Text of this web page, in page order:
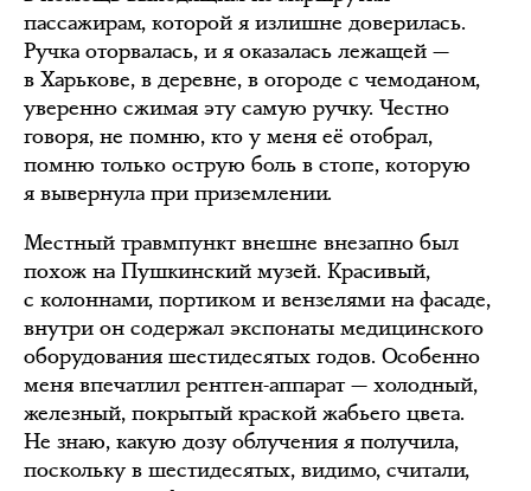
пассажирам, которой я излишне доверилась.
Ручка оторвалась, и я оказалась лежащей —
в Харькове, в деревне, в огороде с чемоданом,
уверенно сжимая эту самую ручку. Честно
говоря, не помню, кто у меня её отобрал,
помню только острую боль в стопе, которую
я вывернула при приземлении.
Местный травмпункт внешне внезапно был
похож на Пушкинский музей. Красивый,
с колоннами, портиком и вензелями на фасаде,
внутри он содержал экспонаты медицинского
оборудования шестидесятых годов. Особенно
меня впечатлил рентген-аппарат — холодный,
железный, покрытый краской жабьего цвета.
Не знаю, какую дозу облучения я получила,
поскольку в шестидесятых, видимо, считали,